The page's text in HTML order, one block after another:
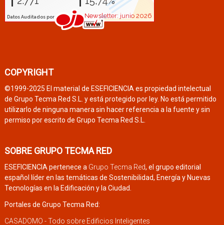
COPYRIGHT
©1999-2025 El material de ESEFICIENCIA es propiedad intelectual
de Grupo Tecma Red S.L. y está protegido por ley. No está permitido
utilizarlo de ninguna manera sin hacer referencia a la fuente y sin
permiso por escrito de Grupo Tecma Red S.L.
SOBRE GRUPO TECMA RED
ESEFICIENCIA pertenece a Grupo Tecma Red, el grupo editorial
español líder en las temáticas de Sostenibilidad, Energía y Nuevas
Tecnologías en la Edificación y la Ciudad.
Portales de Grupo Tecma Red:
CASADOMO - Todo sobre Edificios Inteligentes